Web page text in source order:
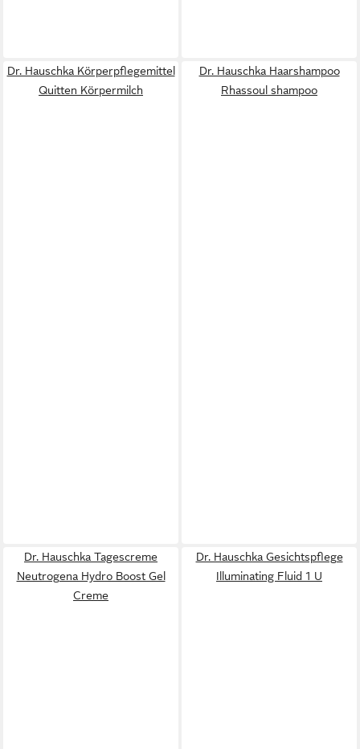
Dr. Hauschka Körperpflegemittel
Quitten Körpermilch
Dr. Hauschka Haarshampoo
Rhassoul shampoo
Dr. Hauschka Tagescreme
Neutrogena Hydro Boost Gel
Creme
Dr. Hauschka Gesichtspflege
Illuminating Fluid 1 U